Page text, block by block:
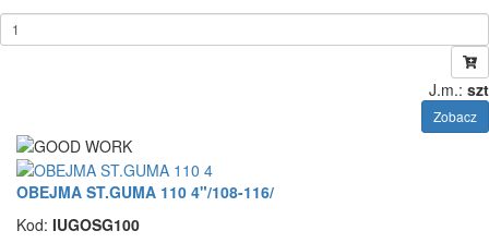
J.m.: szt
Zobacz
OBEJMA ST.GUMA 110 4"/108-116/
Kod: IUGOSG100